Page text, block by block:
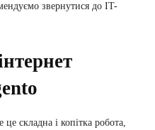
звернутися до IT-
складна і копітка робота,